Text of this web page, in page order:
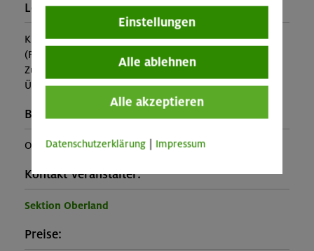
Leistung:
Kursleitung
(Falls nicht in den Leistungen inbegriffen, fallen
Zusatzkosten für z.B. An- und Abreise, Verpflegung,
Übernachtung oder Skipass an.)
Buchungscode:
OL-24-1513
Kontakt Veranstalter:
Sektion Oberland
Preise:
Einstellungen
Alle ablehnen
Alle akzeptieren
Datenschutzerklärung Impressum